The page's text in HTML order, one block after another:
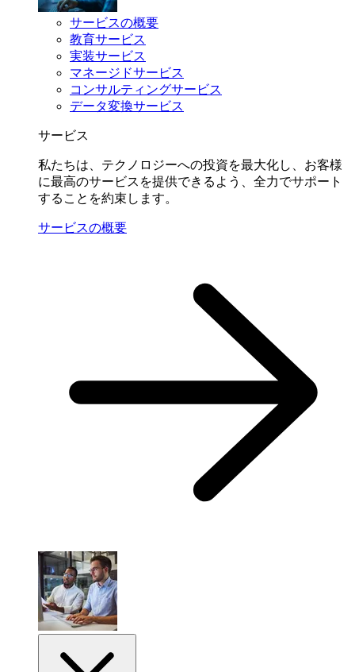
サービスの概要
教育サービス
実装サービス
マネージドサービス
コンサルティングサービス
データ変換サービス
サービス
私たちは、テクノロジーへの投資を最大化し、お客様
に最高のサービスを提供できるよう、全力でサポート
することを約束します。
サービスの概要